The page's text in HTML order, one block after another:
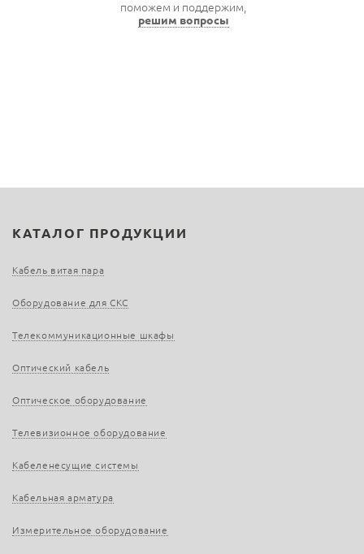
поможем и поддержим,
решим вопросы
КАТАЛОГ ПРОДУКЦИИ
Кабель витая пара
Оборудование для СКС
Телекоммуникационные шкафы
Оптический кабель
Оптическое оборудование
Телевизионное оборудование
Кабеленесущие системы
Кабельная арматура
Измерительное оборудование